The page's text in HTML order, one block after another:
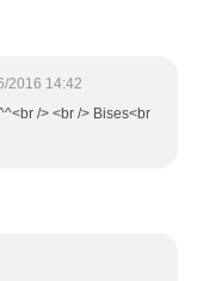
2016 14:42
/> <br /> Bises<br